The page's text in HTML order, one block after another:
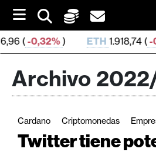
i
p
t
1.918,74 (-0,47% USDT
C
r
Archivo 2022/
Cardano Criptomonedas
Twitter tiene